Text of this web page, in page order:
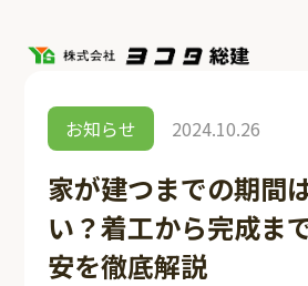
お知らせ 2024.10.26
家が建つまでの期間
い？着工から完成ま
安を徹底解説